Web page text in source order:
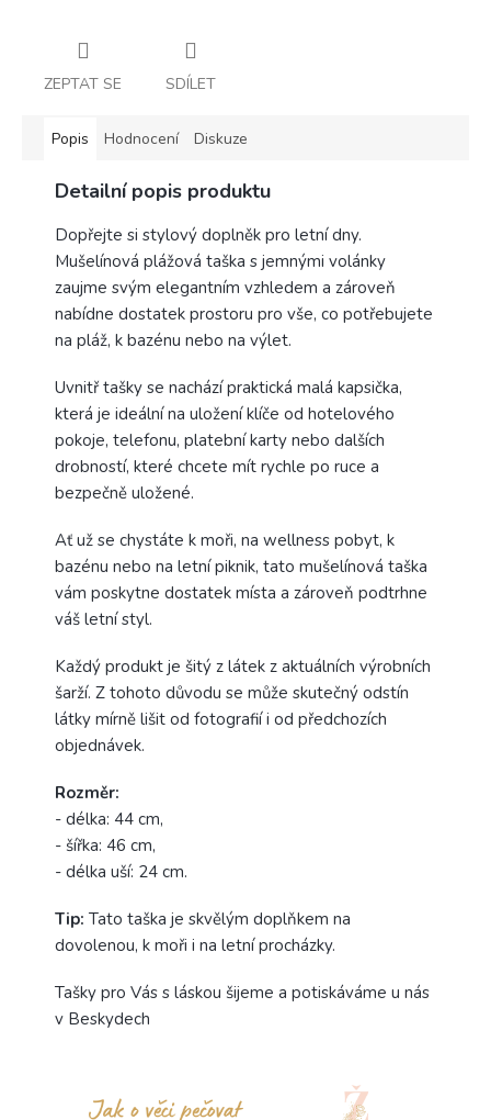
ZEPTAT SE SDÍLET
Popis Hodnocení Diskuze
Detailní popis produktu
Dopřejte si stylový doplněk pro letní dny.
Mušelínová plážová taška s jemnými volánky
zaujme svým elegantním vzhledem a zároveň
nabídne dostatek prostoru pro vše, co potřebujete
na pláž, k bazénu nebo na výlet.
Uvnitř tašky se nachází praktická malá kapsička,
která je ideální na uložení klíče od hotelového
pokoje, telefonu, platební karty nebo dalších
drobností, které chcete mít rychle po ruce a
bezpečně uložené.
Ať už se chystáte k moři, na wellness pobyt, k
bazénu nebo na letní piknik, tato mušelínová taška
vám poskytne dostatek místa a zároveň podtrhne
váš letní styl.
Každý produkt je šitý z látek z aktuálních výrobních
šarží. Z tohoto důvodu se může skutečný odstín
látky mírně lišit od fotografií i od předchozích
objednávek.
Rozměr:
- délka: 44 cm,
- šířka: 46 cm,
- délka uší: 24 cm.
Tip: Tato taška je skvělým doplňkem na
dovolenou, k moři i na letní procházky.
Tašky pro Vás s láskou šijeme a potiskáváme u nás
v Beskydech